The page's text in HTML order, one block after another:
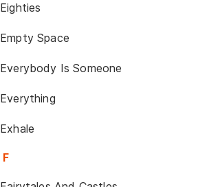
Eighties
Empty Space
Everybody Is Someone
Everything
Exhale
F